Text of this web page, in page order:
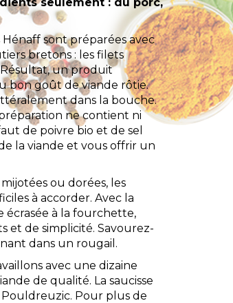
Hénaff sont préparées avec
bretons : les filets
Résultat, un produit
bon goût de viande rôtie.
dans la bouche.
ne contient ni
de poivre bio et de sel
la viande et vous offrir un
ou dorées, les
à accorder. Avec la
à la fourchette,
et de simplicité. Savourez-
dans un rougail.
avec une dizaine
de qualité. La saucisse
Pour plus de